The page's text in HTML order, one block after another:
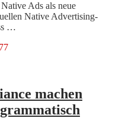
Ads als neue
Native Advertising-
…
machen